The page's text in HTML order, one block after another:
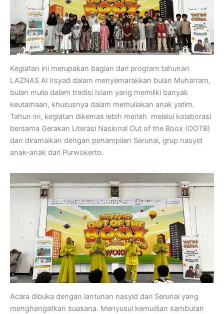
Kegiatan ini merupakan bagian dari program tahunan
LAZNAS Al Irsyad dalam menyemarakkan bulan Muharram,
bulan mulia dalam tradisi Islam yang memiliki banyak
keutamaan, khususnya dalam memuliakan anak yatim.
Tahun ini, kegiatan dikemas lebih meriah melalui kolaborasi
bersama Gerakan Literasi Nasional Out of the Boox (OOTB)
dan diramaikan dengan penampilan Serunai, grup nasyid
anak-anak dari Purwokerto.
Acara dibuka dengan lantunan nasyid dari Serunai yang
menghangatkan suasana. Menyusul kemudian sambutan